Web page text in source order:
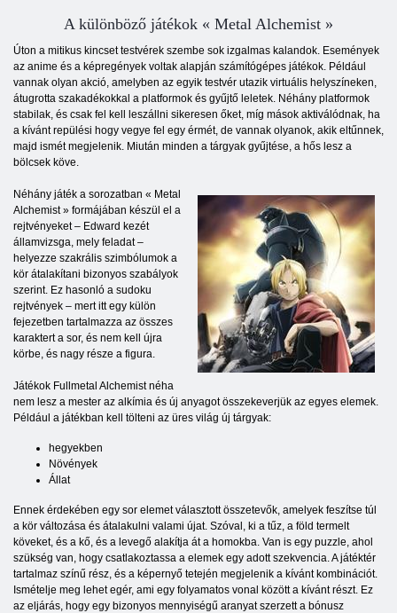
A különböző játékok « Metal Alchemist »
Úton a mitikus kincset testvérek szembe sok izgalmas kalandok. Események
az anime és a képregények voltak alapján számítógépes játékok. Például
vannak olyan akció, amelyben az egyik testvér utazik virtuális helyszíneken,
átugrotta szakadékokkal a platformok és gyűjtő leletek. Néhány platformok
stabilak, és csak fel kell leszállni sikeresen őket, míg mások aktiválódnak, ha
a kívánt repülési hogy vegye fel egy érmét, de vannak olyanok, akik eltűnnek,
majd ismét megjelenik. Miután minden a tárgyak gyűjtése, a hős lesz a
bölcsek köve.
Néhány játék a sorozatban « Metal
Alchemist » formájában készül el a
rejtvényeket – Edward kezét
államvizsga, mely feladat –
helyezze szakrális szimbólumok a
kör átalakítani bizonyos szabályok
szerint. Ez hasonló a sudoku
rejtvények – mert itt egy külön
fejezetben tartalmazza az összes
karaktert a sor, és nem kell újra
körbe, és nagy része a figura.
Játékok Fullmetal Alchemist néha
nem lesz a mester az alkímia és új anyagot összekeverjük az egyes elemek.
Például a játékban kell tölteni az üres világ új tárgyak:
hegyekben
Növények
Állat
Ennek érdekében egy sor elemet választott összetevők, amelyek feszítse túl
a kör változása és átalakulni valami újat. Szóval, ki a tűz, a föld termelt
köveket, és a kő, és a levegő alakítja át a homokba. Van is egy puzzle, ahol
szükség van, hogy csatlakoztassa a elemek egy adott szekvencia. A játéktér
tartalmaz színű rész, és a képernyő tetején megjelenik a kívánt kombinációt.
Ismételje meg lehet egér, ami egy folyamatos vonal között a kívánt részt. Ez
az eljárás, hogy egy bizonyos mennyiségű aranyat szerzett a bónusz